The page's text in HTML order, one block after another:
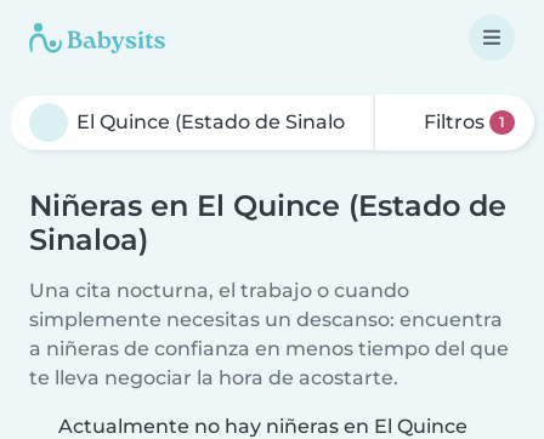
Filtros 1
Niñeras en El Quince (Estado de
Sinaloa)
Una cita nocturna, el trabajo o cuando
simplemente necesitas un descanso: encuentra
a niñeras de confianza en menos tiempo del que
te lleva negociar la hora de acostarte.
Actualmente no hay niñeras en El Quince